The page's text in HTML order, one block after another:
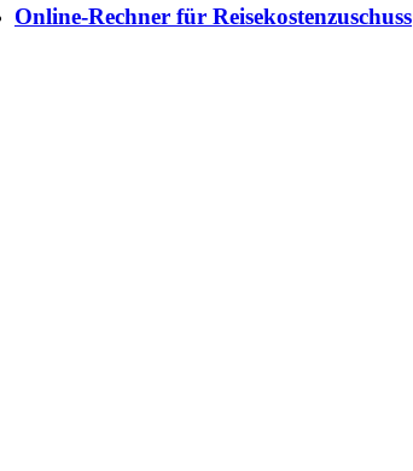
Online-Rechner für Reisekostenzuschuss